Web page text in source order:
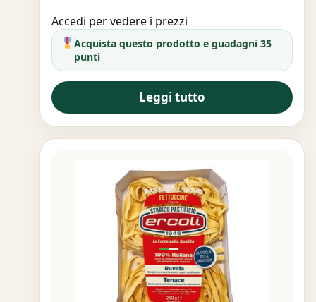
Accedi per vedere i prezzi
Acquista questo prodotto e guadagni 35
punti
Leggi tutto